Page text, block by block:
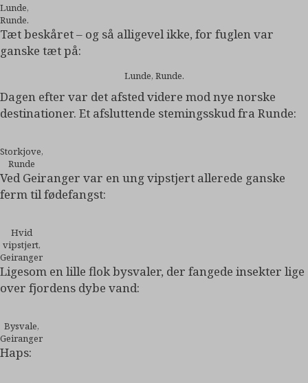
Lunde,
Runde.
Tæt beskåret – og så alligevel ikke, for fuglen var
ganske tæt på:
Lunde, Runde.
Dagen efter var det afsted videre mod nye norske
destinationer. Et afsluttende stemingsskud fra Runde:
Storkjove,
Runde
Ved Geiranger var en ung vipstjert allerede ganske
ferm til fødefangst:
Hvid
vipstjert,
Geiranger
Ligesom en lille flok bysvaler, der fangede insekter lige
over fjordens dybe vand:
Bysvale,
Geiranger
Haps: